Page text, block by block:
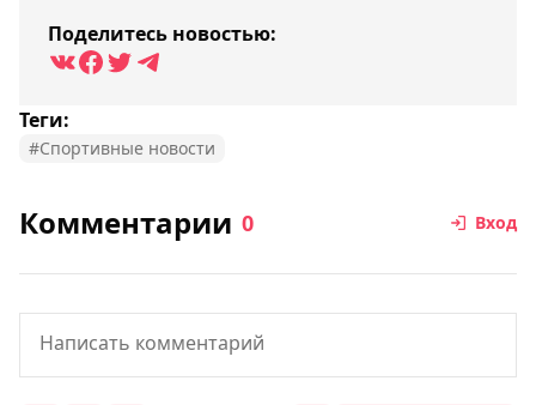
Поделитесь новостью:
Теги:
#Спортивные новости
Комментарии 0 Вход